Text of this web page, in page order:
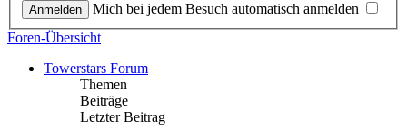
Mich bei jedem Besuch automatisch anmelden
Foren-Übersicht
Towerstars Forum
Themen
Beiträge
Letzter Beitrag